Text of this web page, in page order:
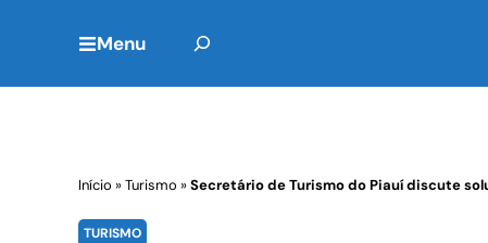
Menu
Início »Turismo »Secretário de Turismo do Piauí discute
TURISMO